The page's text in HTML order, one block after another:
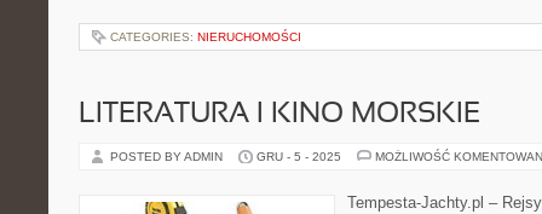
CATEGORIES: NIERUCHOMOŚCI
LITERATURA I KINO MORSKIE
POSTED BY ADMIN GRU - 5 - 2025 MOŻLIWOŚĆ
Tempesta-Jachty.pl –